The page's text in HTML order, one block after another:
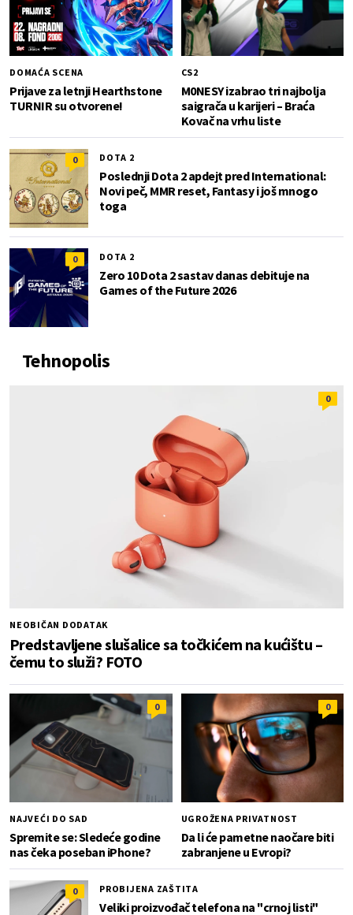
DOMAĆA SCENA
Prijave za letnji Hearthstone
TURNIR su otvorene!
CS2
M0NESY izabrao tri najbolja
saigrača u karijeri – Braća
Kovač na vrhu liste
0 DOTA 2
Poslednji Dota 2 apdejt pred International:
Novi peč, MMR reset, Fantasy i još mnogo
toga
0 DOTA 2
Zero 10 Dota 2 sastav danas debituje na
Games of the Future 2026
Tehnopolis
0
NEOBIČAN DODATAK
Predstavljene slušalice sa točkićem na kućištu –
čemu to služi? FOTO
0
NAJVEĆI DO SAD
Spremite se: Sledeće godine
nas čeka poseban iPhone?
0
UGROŽENA PRIVATNOST
Da li će pametne naočare biti
zabranjene u Evropi?
0 PROBIJENA ZAŠTITA
Veliki proizvođač telefona na "crnoj listi"